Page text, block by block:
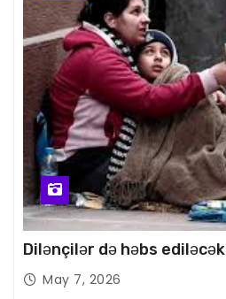
Dilənçilər də həbs ediləcək
May 7, 2026